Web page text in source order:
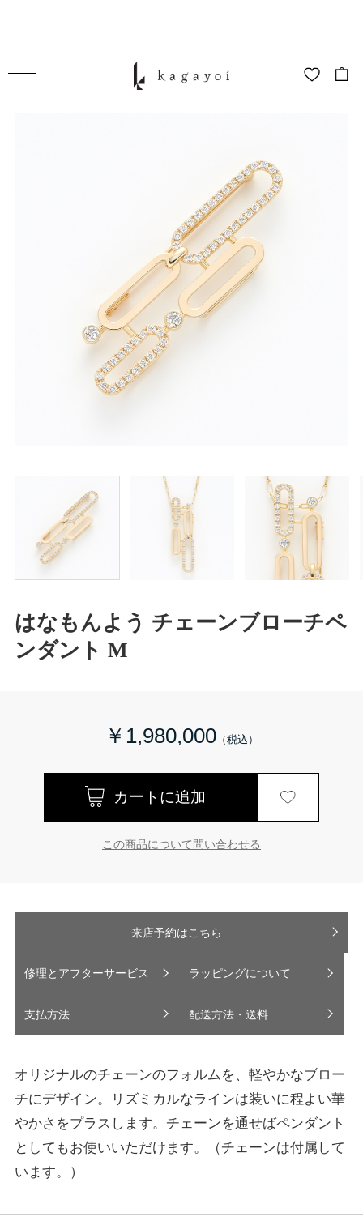
はなもんよう チェーンブローチペ
ンダント M
￥1,980,000
この商品について問い合わせる
来店予約はこちら
修理とアフターサービス ラッピングについて
支払方法 配送方法・送料
オリジナルのチェーンのフォルムを、軽やかなブロー
チにデザイン。リズミカルなラインは装いに程よい華
やかさをプラスします。チェーンを通せばペンダント
としてもお使いいただけます。（チェーンは付属して
います。）